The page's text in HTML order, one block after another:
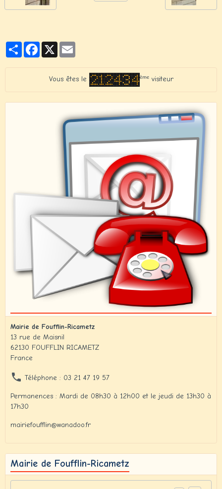
PartagerFacebook
X
Vous êtes le èmevisiteur
Mairie de Foufflin-Ricametz
13 rue de Maisnil
62130 FOUFFLIN RICAMETZ
France
Téléphone : 03 21 47 19 57
Permanences : Mardi de 08h30 à 12h00 et le jeudi de 13h30 à
17h30
mairiefoufflin@wanadoo.fr
Mairie de Foufflin-Ricametz